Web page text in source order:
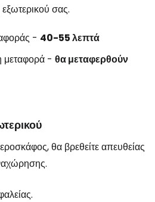
σας.
- 40-55 λεπτά
μεταφορά - θα μεταφερθούν
θα βρεθείτε απευθείας